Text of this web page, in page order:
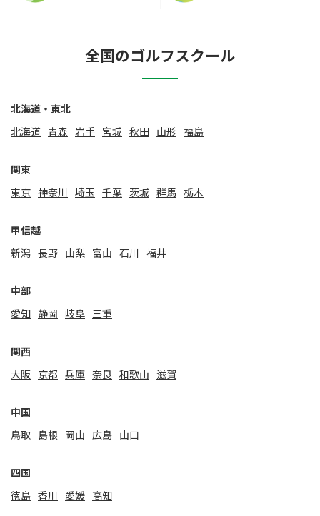
全国のゴルフスクール
北海道・東北
北海道 ⻘森 岩手 宮城 秋田 山形 福島
関東
東京 神奈川 埼玉 千葉 茨城 群馬 栃木
甲信越
新潟 ⻑野 山梨 富山 石川 福井
中部
愛知 静岡 岐阜 三重
関⻄
大阪
京都 兵庫 奈良 和歌山 滋賀
中国
鳥取
島根 岡山 広島 山口
四国
徳島 香川 愛媛 高知